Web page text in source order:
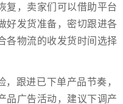
复，卖家们可以借助平台
好发货准备，密切跟进各
各物流的收发货时间选择
跟进已下单产品节奏，
品广告活动，建议下调产